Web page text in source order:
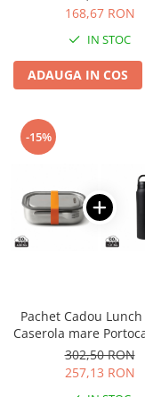
Articole pentru rufe,
pardoseli
Saci de gunoi
Accesorii pentru
Tipografie si stampile
Formulare tipizate
Caiete si blocnotesuri
personalizate
Protectia muncii si
Imbracaminte
Bluze & Pulovere
168,67 RON
IN STOC
ADAUGA IN COS
-15%
Pachet Cadou Lunch
Caserola mare
inox + Sticla
Rowan Negru
302,50 RON
257,13 RON